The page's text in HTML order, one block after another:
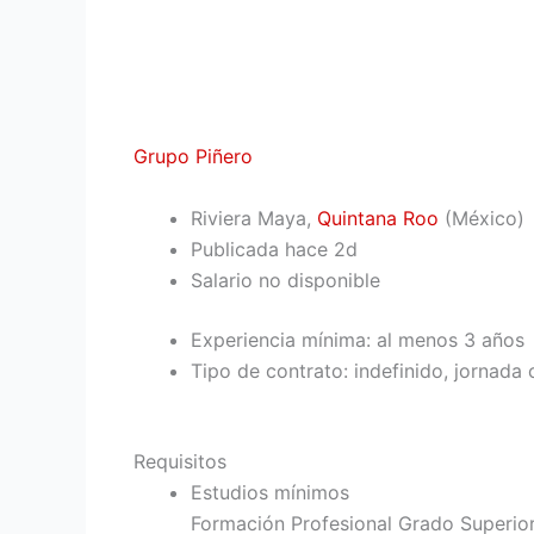
Grupo Piñero
Riviera Maya, Quintana Roo (México)
Publicada hace 2d
Salario no disponible
Experiencia mínima: al menos 3 años
Tipo de contrato: indefinido, jornada
Requisitos
Estudios mínimos
Formación Profesional Grado